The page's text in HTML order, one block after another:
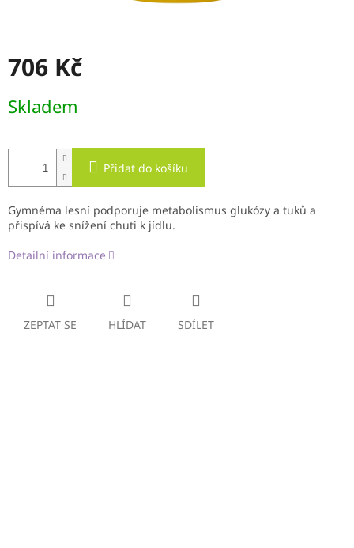
706 Kč
cena:
Skladem
Přidat do košíku
Gymnéma lesní podporuje metabolismus glukózy a tuků a
přispívá ke snížení chuti k jídlu.
Detailní informace
ZEPTAT SE HLÍDAT SDÍLET